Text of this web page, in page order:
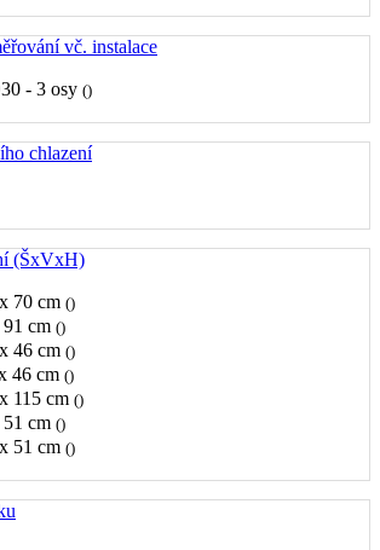
vč. instalace
- 3 osy ()
chlazení
(ŠxVxH)
70 cm ()
cm ()
46 cm ()
46 cm ()
115 cm ()
cm ()
51 cm ()